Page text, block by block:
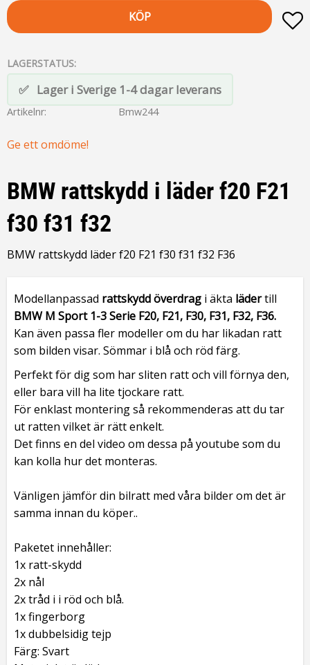
KÖP
LAGERSTATUS
Lager i Sverige 1-4 dagar leverans
Artikelnr Bmw244
Ge ett omdöme!
BMW rattskydd i läder f20 F21
f30 f31 f32
BMW rattskydd läder f20 F21 f30 f31 f32 F36
Modellanpassad rattskydd överdrag i äkta lädertill
BMW M Sport 1-3 Serie F20, F21, F30, F31, F32, F36.
Kan även passa fler modeller om du har likadan ratt
som bilden visar. Sömmar i blå och röd färg.
Perfekt för dig som har sliten ratt och vill förnya den,
eller bara vill ha lite tjockare ratt.
För enklast montering så rekommenderas att du tar
ut ratten vilket är rätt enkelt.
Det finns en del video om dessa på youtube som du
kan kolla hur det monteras.
Vänligen jämför din bilratt med våra bilder om det är
samma innan du köper..
Paketet innehåller:
1x ratt-skydd
2x nål
2x tråd i i röd och blå.
1x fingerborg
1x dubbelsidig tejp
Färg: Svart